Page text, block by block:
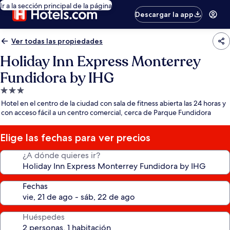
Ir a la sección principal de la página
Descargar la app
Ver todas las propiedades
Holiday Inn Express Monterrey
Fundidora by IHG
Propiedad
de
3.0
estrellas
Hotel en el centro de la ciudad con sala de fitness abierta las 24 horas y
con acceso fácil a un centro comercial, cerca de Parque Fundidora
Elige las fechas para ver precios
¿A dónde quieres ir?
Fechas
Huéspedes